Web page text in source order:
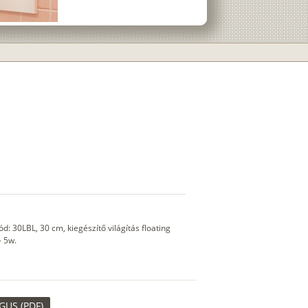
30LBL, 30 cm, kiegészítő világítás floating
5w.